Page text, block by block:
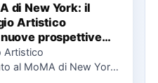
di New York: il
Artistico
prospettive
Artistico
al MoMA di New York